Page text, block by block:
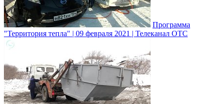
Программа
"Территория тепла" | 09 февраля 2021 | Телеканал ОТС